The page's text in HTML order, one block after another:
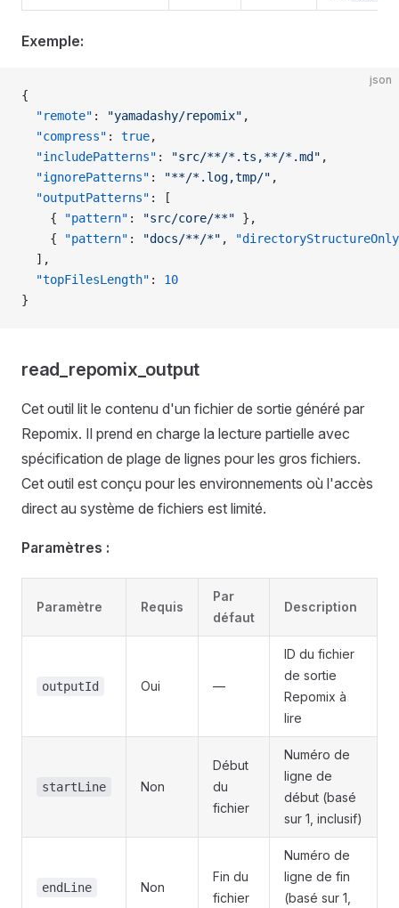
Exemple:
json
{
  "remote"
: "yamadashy/repomix" ,
  "compress"
: true,
  "includePatterns"
: "src/**/*.ts,**/*.md" ,
  "ignorePatterns"
: "**/*.log,tmp/" ,
  "outputPatterns"
: [
    {
"pattern" : "src/core/**" },
    {
"pattern" : "docs/**/*" ,
  ],
  "topFilesLength"
: 10
}
read_repomix_output
Cet outil lit le contenu d'un fichier de sortie généré par
Repomix. Il prend en charge la lecture partielle avec
spécification de plage de lignes pour les gros fichiers.
Cet outil est conçu pour les environnements où l'accès
direct au système de fichiers est limité.
Paramètres :
Paramètre Requis
Par
défaut
Description
outputId Oui —
ID du fichier
de sortie
Repomix à
lire
startLine Non
Début
du
fichier
Numéro de
ligne de
début (basé
sur 1, inclusif)
endLine Non
Fin du
fichier
Numéro de
ligne de fin
(basé sur 1,